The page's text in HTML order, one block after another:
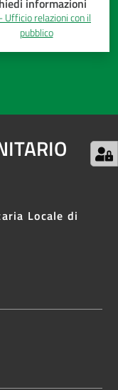
Ufficio relazioni con il
pubblico
Locale di